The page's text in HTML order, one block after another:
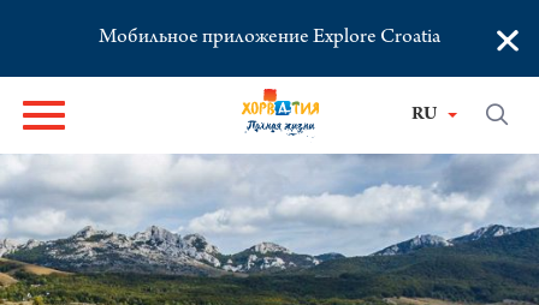
Мобильное приложение Explore Croatia ×
RU